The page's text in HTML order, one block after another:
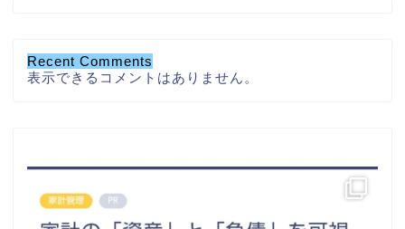
Recent Comments
表示できるコメントはありません。